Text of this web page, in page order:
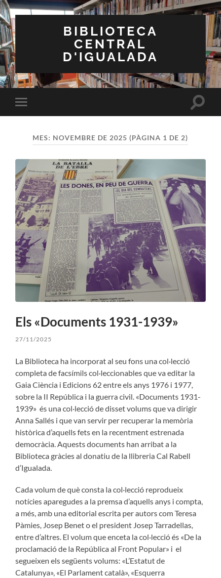
BIBLIOTECA
CENTRAL
D'IGUALADA
Toggle
mobile
Toggle
MES: NOVEMBRE DE 2025 (PÀGINA 1 DE 2)
Els «Documents 1931-1939»
27/11/2025
La Biblioteca ha incorporat al seu fons una col·lecció
completa de facsímils col·leccionables que va editar la
Gaia Ciència i Edicions 62 entre els anys 1976 i 1977,
sobre la II República i la guerra civil. «Documents 1931-
1939» és una col·lecció de disset volums que va dirigir
Anna Sallés i que van servir per recuperar la memòria
històrica d’aquells fets en la recentment estrenada
democràcia. Aquests documents han arribat a la
Biblioteca gràcies al donatiu de la llibreria Cal Rabell
d’Igualada.
Cada volum de què consta la col·lecció reprodueix
notícies aparegudes a la premsa d’aquells anys i compta,
a més, amb una editorial escrita per autors com Teresa
Pàmies, Josep Benet o el president Josep Tarradellas,
entre d’altres. El volum que enceta la col·lecció és «De la
proclamació de la República al Front Popular» i el
segueixen els següents volums: «L’Estatut de
Catalunya», «El Parlament català», «Esquerra